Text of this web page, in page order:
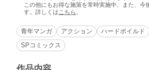
この他にもお得な施策を常時実施中、また、今
す。詳しくは こちら 。
青年マンガ アクション ハードボイルド
SPコミックス